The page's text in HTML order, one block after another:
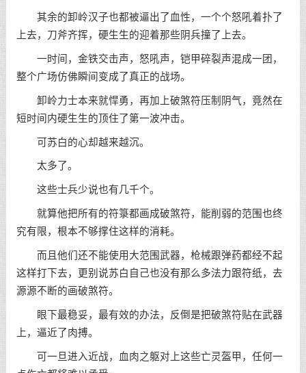
其余的卸岭汉子也都被逼出了血性，一个个怒吼着扑了
上去，刀斧齐挥，硬生生的迎着那些阴兵撞了上去。
一时间，金铁交击声，怒吼声，铠甲碎裂声混成一团，
整个广场仿佛瞬间变成了真正的战场。
卸岭力士本来就悍勇，再加上破煞符压制阴气，竟然在
短时间内硬生生的顶住了第一波冲击。
可苏白的心却越来越沉。
太多了。
这些士兵少说也有几千个。
就算他把所有的符箓都画成破煞符，能削弱的范围也终
究有限，根本不够撑住这样的消耗。
而且他们还不能使用大范围武器，枪械跟弹药都经不起
这样打下去，更别说苏白自己也没有那么多法力跟符纸，去
源源不断的画破煞符。
眼下最稳妥，最有效的办法，反倒是把破煞符贴在武器
上，逼近了肉搏。
可一旦进入近战，血肉之躯对上这些亡灵盔甲，任何一